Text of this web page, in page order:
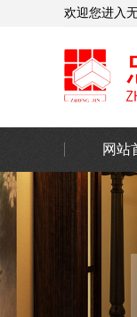
欢迎您进入
网站